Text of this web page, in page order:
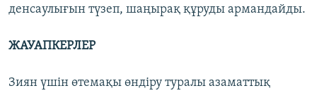
денсаулығын түзеп, шаңырақ құруды армандайды.
ЖАУАПКЕРЛЕР
Зиян үшін өтемақы өндіру туралы азаматтық